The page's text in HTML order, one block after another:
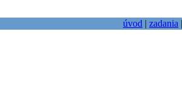
úvod | zadania |